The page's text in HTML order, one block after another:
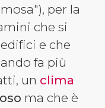
per la
che si
e che
fa più
un clima
ma che è